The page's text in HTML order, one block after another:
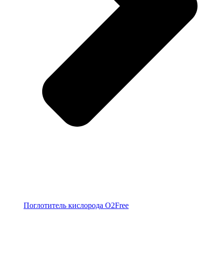
Поглотитель кислорода O2Free